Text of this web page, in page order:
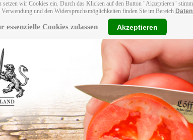
setzen wir Cookies ein. Durch das Klicken auf den Button "Akzeptieren"
und den Widerspruchsmöglichkeiten finden Sie im Bereich
essenzielle Cookies zulassen Akzeptieren